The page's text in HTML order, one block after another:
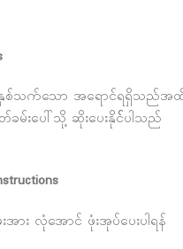
နှစ်သက်သော အရောင်ရရှိသည်အ
မ်းပေါ်သို့ ဆိုးပေးနိုင််ပါသည်
ား လုံအောင် ဖုံးအုပ်ပေးပါရန်